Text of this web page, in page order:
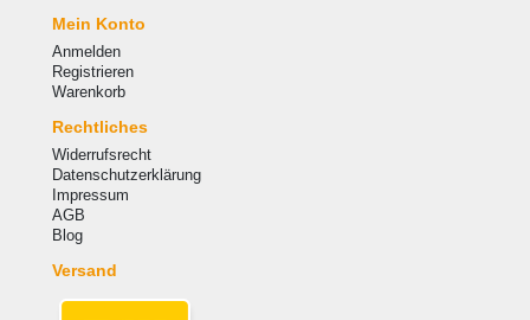
Mein Konto
Anmelden
Registrieren
Warenkorb
Rechtliches
Widerrufsrecht
Datenschutzerklärung
Impressum
AGB
Blog
Versand